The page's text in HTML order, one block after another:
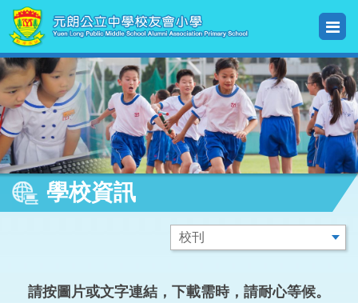
學校資訊
請按圖片或文字連結，下載需時，請耐心等候。